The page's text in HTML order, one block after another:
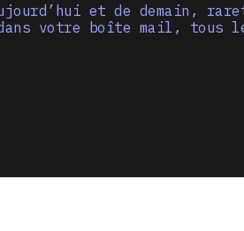
et de demain,
dans votre boîte mail, tous